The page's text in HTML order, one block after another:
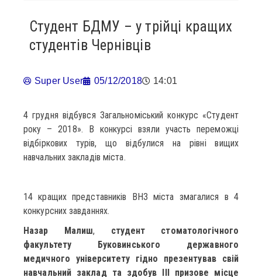
Студент БДМУ – у трійці кращих
студентів Чернівців
Super User 05/12/2018 14:01
4 грудня відбувся Загальноміський конкурс «Студент
року – 2018». В конкурсі взяли участь переможці
відбіркових турів, що відбулися на рівні вищих
навчальних закладів міста.
14 кращих представників ВНЗ міста змагалися в 4
конкурсних завданнях.
Назар Малиш, студент стоматологічного
факультету Буковинського державного
медичного університету гідно презентував свій
навчальний заклад та здобув ІІІ призове місце